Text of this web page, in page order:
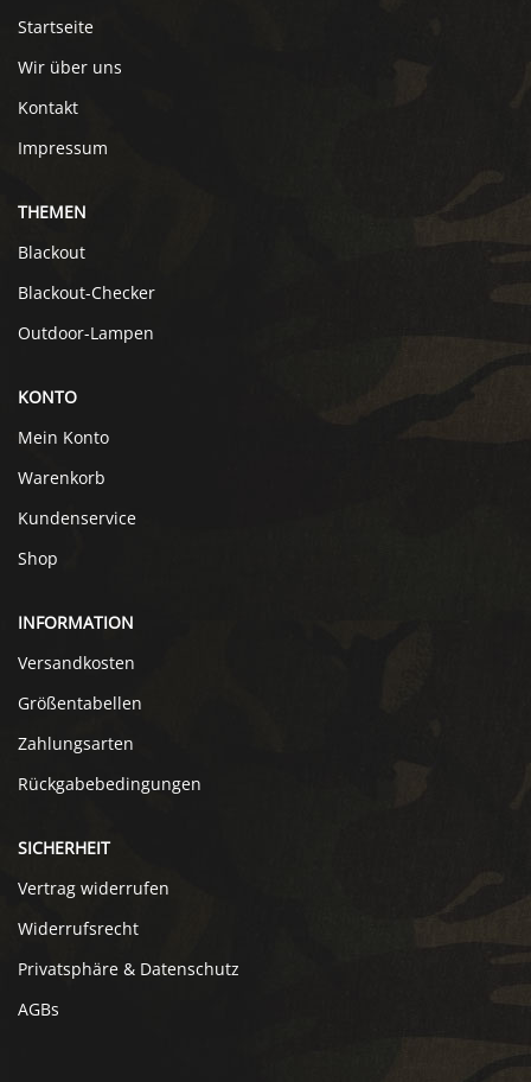
Startseite
Wir über uns
Kontakt
Impressum
THEMEN
Blackout
Blackout-Checker
Outdoor-Lampen
KONTO
Mein Konto
Warenkorb
Kundenservice
Shop
INFORMATION
Versandkosten
Größentabellen
Zahlungsarten
Rückgabebedingungen
SICHERHEIT
Vertrag widerrufen
Widerrufsrecht
Privatsphäre & Datenschutz
AGBs